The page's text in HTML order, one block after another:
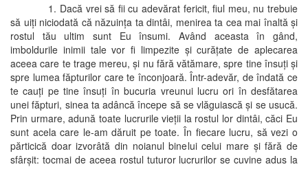
1. Dacă vrei să fii cu adevărat fericit, fiul meu, nu trebuie
să uiţi niciodată că năzuinţa ta dintâi, menirea ta cea mai înaltă şi
rostul tău ultim sunt Eu însumi. Având aceasta în gând,
imboldurile inimii tale vor fi limpezite şi curăţate de aplecarea
aceea care te trage mereu, şi nu fără vătămare, spre tine însuţi şi
spre lumea făpturilor care te înconjoară. Într-adevăr, de îndată ce
te cauţi pe tine însuţi în bucuria vreunui lucru ori în desfătarea
unei făpturi, sinea ta adâncă începe să se vlăguiască şi se usucă.
Prin urmare, adună toate lucrurile vieţii la rostul lor dintâi, căci Eu
sunt acela care le-am dăruit pe toate. În fiecare lucru, să vezi o
părticică doar izvorâtă din noianul binelui celui mare şi fără de
sfârşit: tocmai de aceea rostul tuturor lucrurilor se cuvine adus la